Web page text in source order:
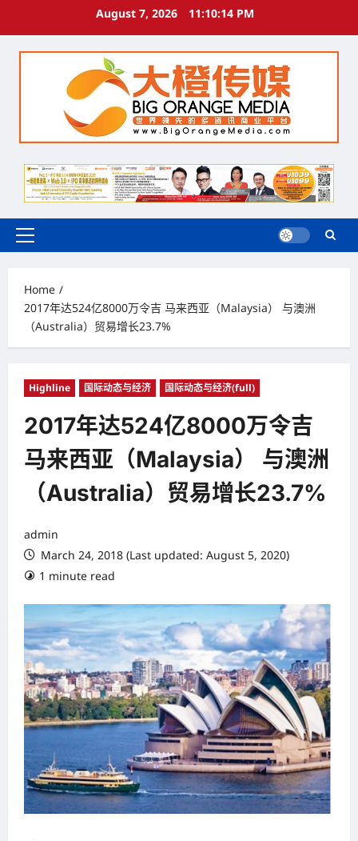
August 7, 2026 11:10:15 PM
Primary
Home
2017年达524亿8000万令吉 马来西亚（Malaysia） 与澳洲
（Australia）贸易增长23.7%
Highline 国际动态与经济 国际动态与经济(full)
2017年达524亿8000万令吉
马来西亚（Malaysia） 与澳洲
（Australia）贸易增长23.7%
admin
March 24, 2018 (Last updated: August 5, 2020)
1 minute read